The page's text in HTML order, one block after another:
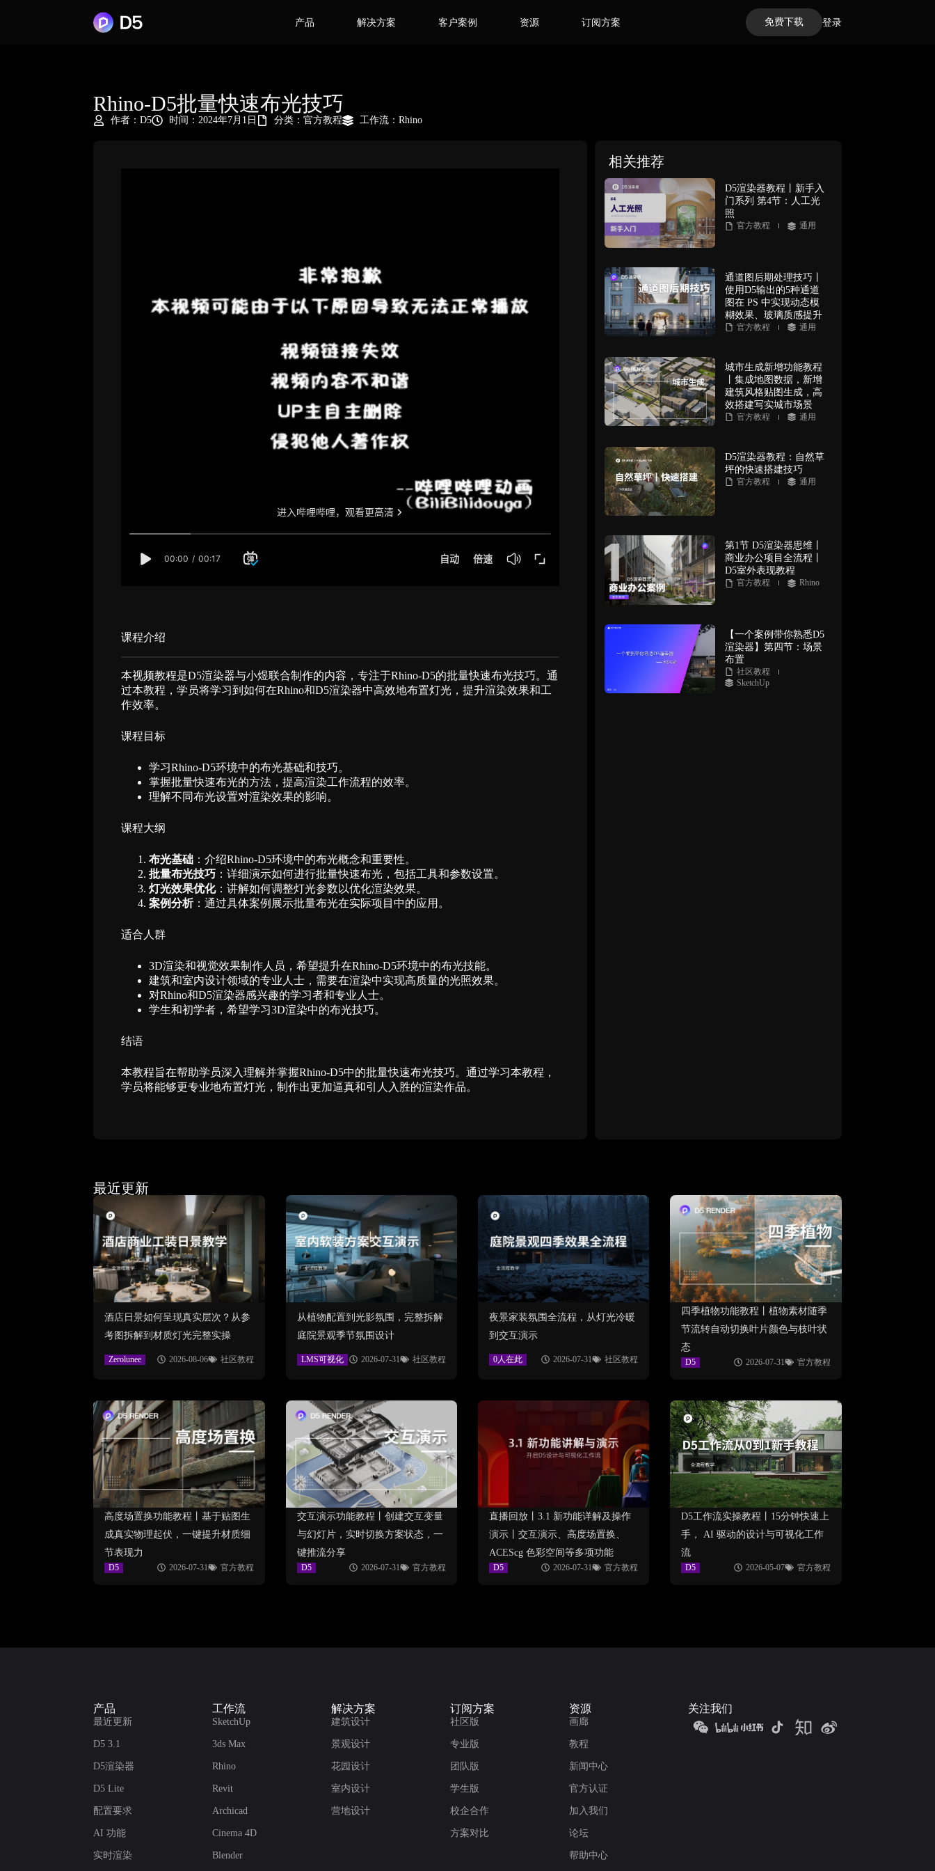
产品 解决方案 客户案例 资源 订阅方案 免费下载 登录
Rhino-D5批量快速布光技巧
作者：D5 时间：2024年7月1日 分类：官方教程 工作流：Rhino
课程介绍​
本视频教程是D5渲染器与小煜联合制作的内容，专注于Rhino-D5的批量快速布光技巧。通
过本教程，学员将学习到如何在Rhino和D5渲染器中高效地布置灯光，提升渲染效果和工
作效率。
课程目标
学习Rhino-D5环境中的布光基础和技巧。
掌握批量快速布光的方法，提高渲染工作流程的效率。
理解不同布光设置对渲染效果的影响。
课程大纲
布光基础 ：介绍Rhino-D5环境中的布光概念和重要性。
批量布光技巧 ：详细演示如何进行批量快速布光，包括工具和参数设置。
灯光效果优化：讲解如何调整灯光参数以优化渲染效果。
案例分析：通过具体案例展示批量布光在实际项目中的应用。
适合人群
3D渲染和视觉效果制作人员，希望提升在Rhino-D5环境中的布光技能。
建筑和室内设计领域的专业人士，需要在渲染中实现高质量的光照效果。
对Rhino和D5渲染器感兴趣的学习者和专业人士。
学生和初学者，希望学习3D渲染中的布光技巧。
结语
本教程旨在帮助学员深入理解并掌握Rhino-D5中的批量快速布光技巧。通过学习本教程，
学员将能够更专业地布置灯光，制作出更加逼真和引人入胜的渲染作品。
相关推荐
D5渲染器教程丨新手入
门系列 第4节：人工光
照
官方教程 通用
通道图后期处理技巧丨
使用D5输出的5种通道
图在 PS 中实现动态模
糊效果、玻璃质感提升
官方教程 通用
城市生成新增功能教程
丨集成地图数据，新增
建筑风格贴图生成，高
效搭建写实城市场景
官方教程 通用
D5渲染器教程：自然草
坪的快速搭建技巧
官方教程 通用
第1节 D5渲染器思维丨
商业办公项目全流程丨
D5室外表现教程
官方教程 Rhino
【一个案例带你熟悉D5
渲染器】第四节：场景
布置
社区教程
SketchUp
最近更新
酒店日景如何呈现真实层次？从参
考图拆解到材质灯光完整实操
Zerolunee 2026-08-06 社区教程
从植物配置到光影氛围，完整拆解
庭院景观季节氛围设计
LMS可视化 2026-07-31 社区教程
夜景家装氛围全流程，从灯光冷暖
到交互演示
0人在此 2026-07-31 社区教程
四季植物功能教程丨植物素材随季
节流转自动切换叶片颜色与枝叶状
态
D5 2026-07-31 官方教程
高度场置换功能教程丨基于贴图生
成真实物理起伏，一键提升材质细
节表现力
D5 2026-07-31 官方教程
交互演示功能教程丨创建交互变量
与幻灯片，实时切换方案状态，一
键推流分享
D5 2026-07-31 官方教程
直播回放丨3.1 新功能详解及操作
演示丨交互演示、高度场置换、
ACEScg 色彩空间等多项功能
D5 2026-07-31 官方教程
D5工作流实操教程丨15分钟快速上
手， AI 驱动的设计与可视化工作
流
D5 2026-05-07 官方教程
产品
最近更新
D5 3.1
D5渲染器
D5 Lite
配置要求
AI 功能
实时渲染
工作流
SketchUp
3ds Max
Rhino
Revit
Archicad
Cinema 4D
Blender
解决方案
建筑设计
景观设计
花园设计
室内设计
营地设计
订阅方案
社区版
专业版
团队版
学生版
校企合作
方案对比
资源
画廊
教程
新闻中心
官方认证
加入我们
论坛
帮助中心
关注我们